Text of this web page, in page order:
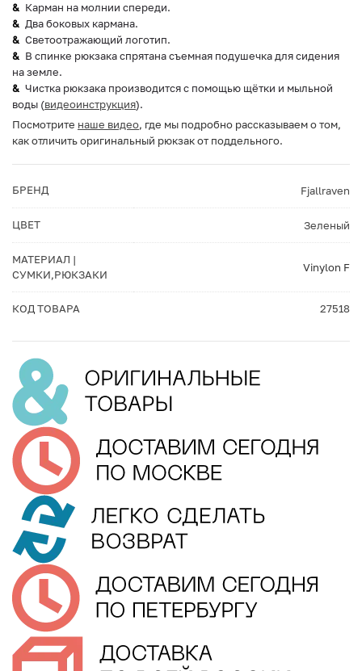
Карман на молнии спереди.
Два боковых кармана.
Светоотражающий логотип.
В спинке рюкзака спрятана съемная подушечка для сидения
на земле.
Чистка рюкзака производится с помощью щётки и мыльной
воды (видеоинструкция).
Посмотрите наше видео, где мы подробно рассказываем о том,
как отличить оригинальный рюкзак от поддельного.
БРЕНД Fjallraven
ЦВЕТ Зеленый
МАТЕРИАЛ |
СУМКИ,РЮКЗАКИ
Vinylon F
КОД ТОВАРА 27518